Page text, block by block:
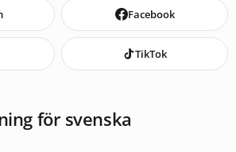
Facebook
TikTok
för svenska